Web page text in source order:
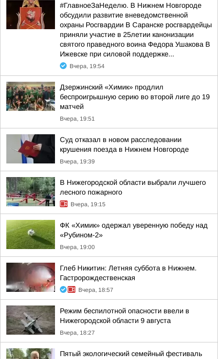
#ГлавноеЗаНеделю. В Нижнем Новгороде
обсудили развитие вневедомственной
охраны Росгвардии В Саранске росгвардейцы
приняли участие в 25летии канонизации
святого праведного воина Федора Ушакова В
Ижевске при силовой поддержке...
Вчера, 19:54
Дзержинский «Химик» продлил
беспроигрышную серию во второй лиге до 19
матчей
Вчера, 19:51
Суд отказал в новом расследовании
крушения поезда в Нижнем Новгороде
Вчера, 19:39
В Нижегородской области выбрали лучшего
лесного пожарного
Вчера, 19:15
ФК «Химик» одержал уверенную победу над
«Рубином-2»
Вчера, 19:00
Глеб Никитин: Летняя суббота в Нижнем.
Гастророждественская
Вчера, 18:57
Режим беспилотной опасности ввели в
Нижегородской области 9 августа
Вчера, 18:27
Пятый экологический семейный фестиваль